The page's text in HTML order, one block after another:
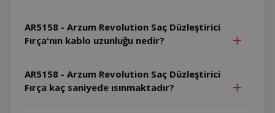
AR5158 - Arzum Revolution Saç Düzleştirici
Fırça'nın kablo uzunluğu nedir?
AR5158 - Arzum Revolution Saç Düzleştirici
Fırça kaç saniyede ısınmaktadır?